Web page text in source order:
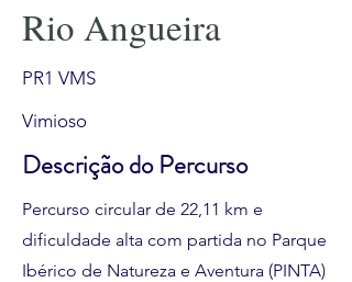
Rio Angueira
PR1 VMS
Vimioso
Descrição do Percurso
Percurso circular de 22,11 km e
dificuldade alta com partida no Parque
Ibérico de Natureza e Aventura (PINTA)